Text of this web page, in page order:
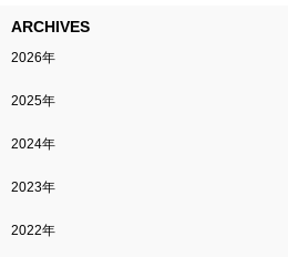
ARCHIVES
2026年
2025年
2024年
2023年
2022年